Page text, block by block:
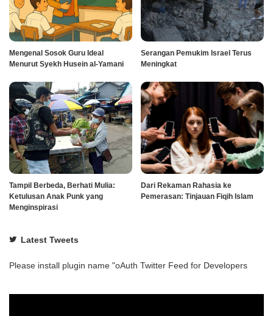
Mengenal Sosok Guru Ideal
Menurut Syekh Husein al-Yamani
Serangan Pemukim Israel Terus
Meningkat
Tampil Berbeda, Berhati Mulia:
Ketulusan Anak Punk yang
Menginspirasi
Dari Rekaman Rahasia ke
Pemerasan: Tinjauan Fiqih Islam
Latest Tweets
Please install plugin name "oAuth Twitter Feed for Developers